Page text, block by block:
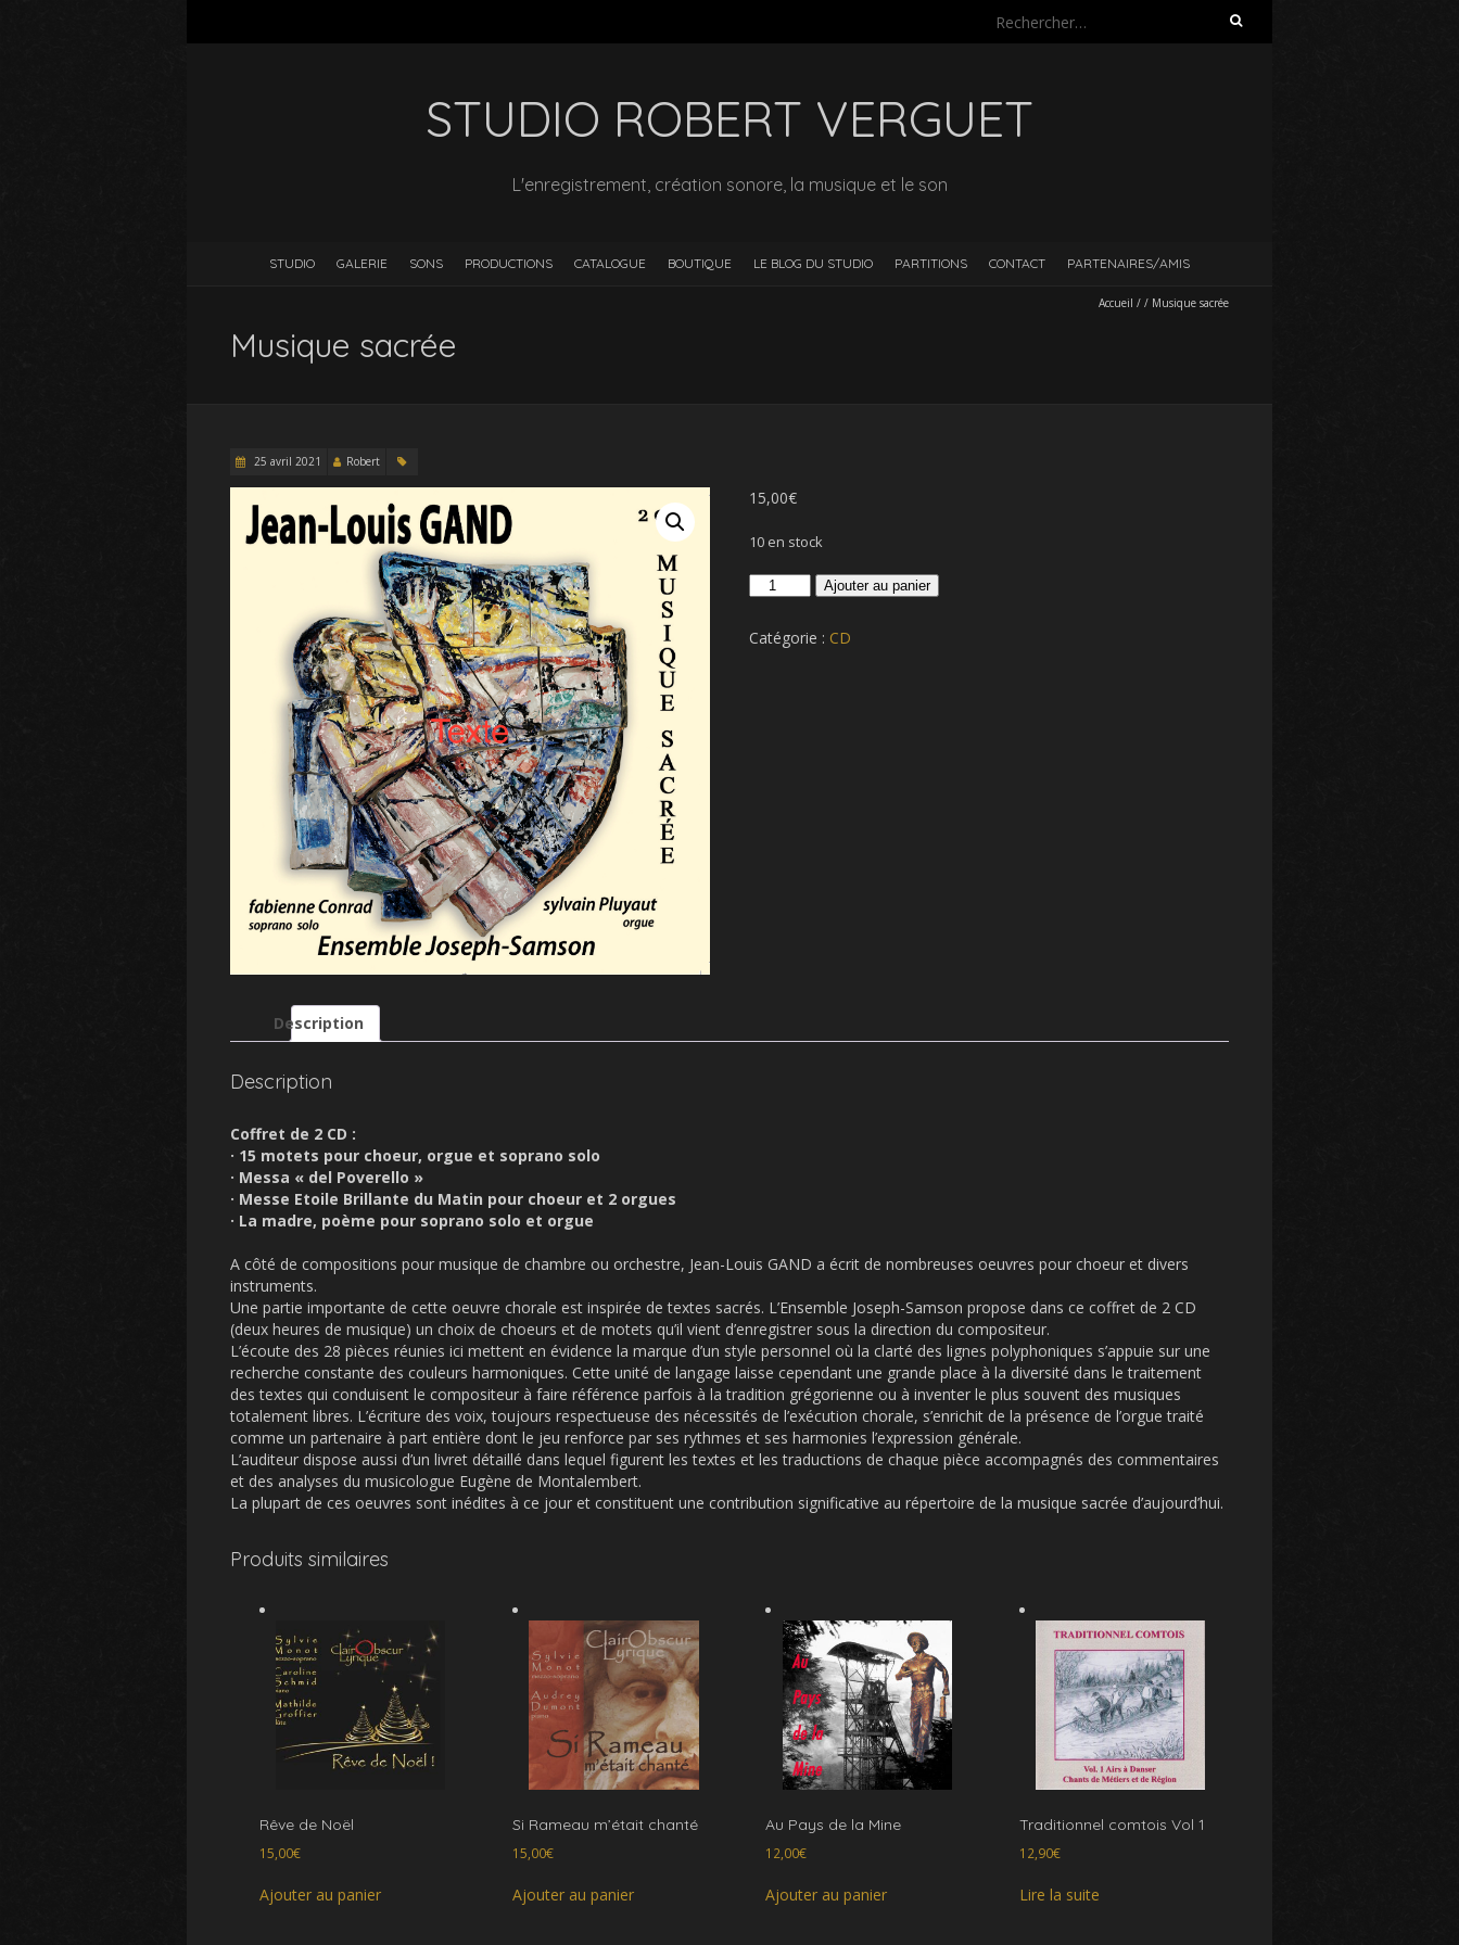
Rechercher :
STUDIO ROBERT VERGUET
L'enregistrement, création sonore, la musique et le son
STUDIO GALERIE SONS PRODUCTIONS CATALOGUE BOUTIQUE LE BLOG DU STUDIO PARTITIONS CONTACT PARTENAIRES/AMIS
Accueil / / Musique sacrée
Musique sacrée
25 avril 2021 Robert
15,00€
10 en stock
quantité
Musique
Ajouter au panier
Catégorie : CD
Description
Description
Coffret de 2 CD :
· 15 motets pour choeur, orgue et soprano solo
· Messa « del Poverello »
· Messe Etoile Brillante du Matin pour choeur et 2 orgues
· La madre, poème pour soprano solo et orgue
A côté de compositions pour musique de chambre ou orchestre, Jean-Louis GAND a écrit de nombreuses oeuvres pour choeur et divers
instruments.
Une partie importante de cette oeuvre chorale est inspirée de textes sacrés. L’Ensemble Joseph-Samson propose dans ce coffret de 2 CD
(deux heures de musique) un choix de choeurs et de motets qu’il vient d’enregistrer sous la direction du compositeur.
L’écoute des 28 pièces réunies ici mettent en évidence la marque d’un style personnel où la clarté des lignes polyphoniques s’appuie sur une
recherche constante des couleurs harmoniques. Cette unité de langage laisse cependant une grande place à la diversité dans le traitement
des textes qui conduisent le compositeur à faire référence parfois à la tradition grégorienne ou à inventer le plus souvent des musiques
totalement libres. L’écriture des voix, toujours respectueuse des nécessités de l’exécution chorale, s’enrichit de la présence de l’orgue traité
comme un partenaire à part entière dont le jeu renforce par ses rythmes et ses harmonies l’expression générale.
L’auditeur dispose aussi d’un livret détaillé dans lequel figurent les textes et les traductions de chaque pièce accompagnés des commentaires
et des analyses du musicologue Eugène de Montalembert.
La plupart de ces oeuvres sont inédites à ce jour et constituent une contribution significative au répertoire de la musique sacrée d’aujourd’hui.
Produits similaires
Rêve de Noël
15,00€
Ajouter au panier
Si Rameau m’était chanté
15,00€
Ajouter au panier
Au Pays de la Mine
12,00€
Ajouter au panier
Traditionnel comtois Vol 1
12,90€
Lire la suite